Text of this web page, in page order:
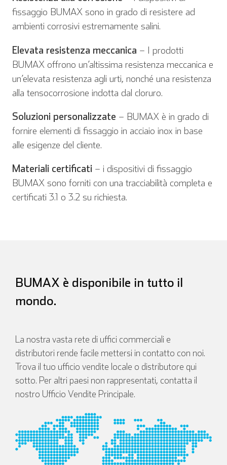
fissaggio BUMAX sono in grado di resistere ad
ambienti corrosivi estremamente salini.
Elevata resistenza meccanica – I prodotti
BUMAX offrono un’altissima resistenza meccanica e
un’elevata resistenza agli urti, nonché una resistenza
alla tensocorrosione indotta dal cloruro.
Soluzioni personalizzate – BUMAX è in grado di
fornire elementi di fissaggio in acciaio inox in base
alle esigenze del cliente.
Materiali certificati – i dispositivi di fissaggio
BUMAX sono forniti con una tracciabilità completa e
certificati 3.1 o 3.2 su richiesta.
BUMAX è disponibile in tutto il
mondo.
La nostra vasta rete di uffici commerciali e
distributori rende facile mettersi in contatto con noi.
Trova il tuo ufficio vendite locale o distributore qui
sotto. Per altri paesi non rappresentati, contatta il
nostro Ufficio Vendite Principale.